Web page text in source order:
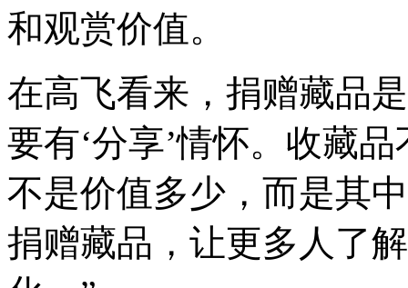
和观赏价值。
在高飞看来，捐赠藏品
要有‘分享’情怀。收藏
不是价值多少，而是其
捐赠藏品，让更多人了